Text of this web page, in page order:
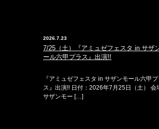
2026.7.23
7/25（土）『アミュゼフェスタ in サザ
ール六甲プラス』出演!!
『アミュゼフェスタ in サザンモール六甲プ
ス』出演!! 日付：2026年7月25日（土） 会
サザンモー […]